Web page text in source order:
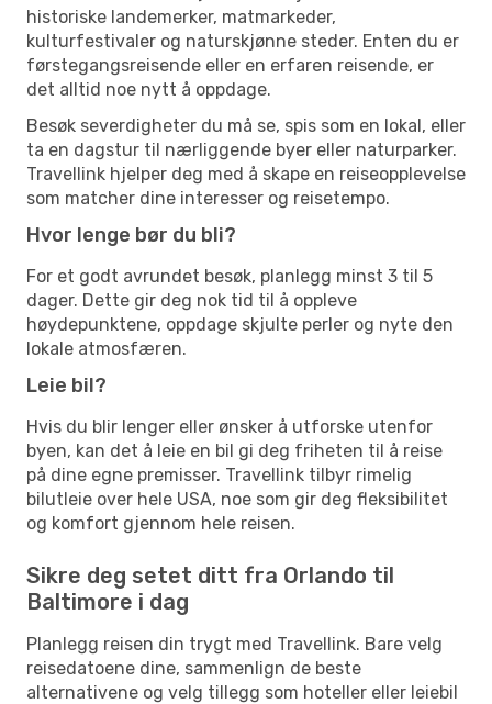
historiske landemerker, matmarkeder,
kulturfestivaler og naturskjønne steder. Enten du er
førstegangsreisende eller en erfaren reisende, er
det alltid noe nytt å oppdage.
Besøk severdigheter du må se, spis som en lokal, eller
ta en dagstur til nærliggende byer eller naturparker.
Travellink hjelper deg med å skape en reiseopplevelse
som matcher dine interesser og reisetempo.
Hvor lenge bør du bli?
For et godt avrundet besøk, planlegg minst 3 til 5
dager. Dette gir deg nok tid til å oppleve
høydepunktene, oppdage skjulte perler og nyte den
lokale atmosfæren.
Leie bil?
Hvis du blir lenger eller ønsker å utforske utenfor
byen, kan det å leie en bil gi deg friheten til å reise
på dine egne premisser. Travellink tilbyr rimelig
bilutleie over hele USA, noe som gir deg fleksibilitet
og komfort gjennom hele reisen.
Sikre deg setet ditt fra Orlando til
Baltimore i dag
Planlegg reisen din trygt med Travellink. Bare velg
reisedatoene dine, sammenlign de beste
alternativene og velg tillegg som hoteller eller leiebil